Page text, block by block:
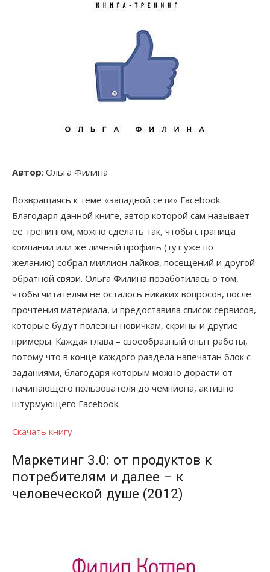
Автор: Ольга Филина
Возвращаясь к теме «западной сети» Facebook.
Благодаря данной книге, автор которой сам называет
ее тренингом, можно сделать так, чтобы страница
компании или же личный профиль (тут уже по
желанию) собрал миллион лайков, посещений и другой
обратной связи. Ольга Филина позаботилась о том,
чтобы читателям не осталось никаких вопросов, после
прочтения материала, и предоставила список сервисов,
которые будут полезны новичкам, скрины и другие
примеры. Каждая глава – своеобразный опыт работы,
потому что в конце каждого раздела напечатан блок с
заданиями, благодаря которым можно дорасти от
начинающего пользователя до чемпиона, активно
штурмующего Facebook.
Скачать книгу
Маркетинг 3.0: от продуктов к
потребителям и далее – к
человеческой душе (2012)